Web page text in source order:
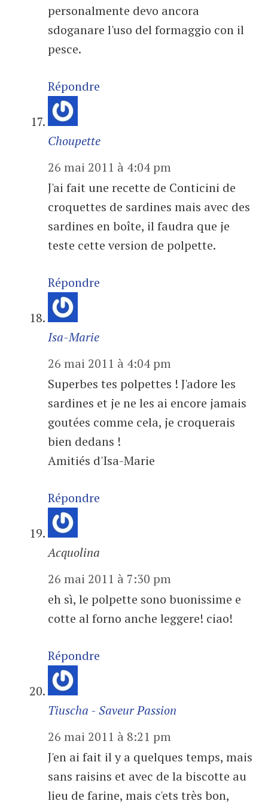
personalmente devo ancora
sdoganare l'uso del formaggio con il
pesce.
Répondre
Choupette
26 mai 2011 à 4:04 pm
J'ai fait une recette de Conticini de
croquettes de sardines mais avec des
sardines en boîte, il faudra que je
teste cette version de polpette.
Répondre
Isa-Marie
26 mai 2011 à 4:04 pm
Superbes tes polpettes ! J'adore les
sardines et je ne les ai encore jamais
goutées comme cela, je croquerais
bien dedans !
Amitiés d'Isa-Marie
Répondre
Acquolina
26 mai 2011 à 7:30 pm
eh sì, le polpette sono buonissime e
cotte al forno anche leggere! ciao!
Répondre
Tiuscha - Saveur Passion
26 mai 2011 à 8:21 pm
J'en ai fait il y a quelques temps, mais
sans raisins et avec de la biscotte au
lieu de farine, mais c'ets très bon,